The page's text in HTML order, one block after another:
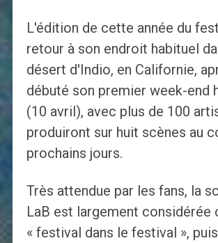
L'édition de cette année du
retour à son endroit habituel
désert d'Indio, en Californie,
débuté son premier week-end
(10 avril), avec plus de 100
produiront sur huit scènes au
prochains jours.
Très attendue par les fans, la
LaB est largement considérée
« festival dans le festival »,